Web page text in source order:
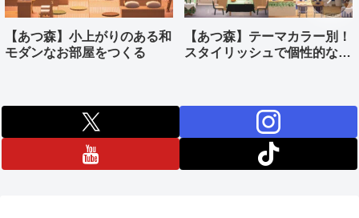
【あつ森】小上がりのある和
モダンなお部屋をつくる
【あつ森】テーマカラー別！
スタイリッシュで個性的なキ